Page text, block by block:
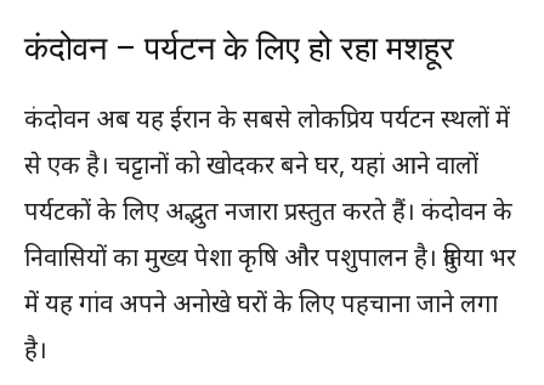
कंदोवन – पर्यटन के लिए हो रहा मशहूर
कंदोवन अब यह ईरान के सबसे लोकप्रिय पर्यटन स्थलों में
से एक है। चट्टानों को खोदकर बने घर, यहां आने वालों
पर्यटकों के लिए अद्भुत नजारा प्रस्तुत करते हैं। कंदोवन के
निवासियों का मुख्य पेशा कृषि और पशुपालन है। दुनिया भर
में यह गांव अपने अनोखे घरों के लिए पहचाना जाने लगा
है।